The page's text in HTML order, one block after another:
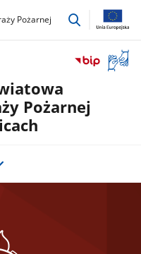
Pożarnej
przejdź
okno
Pożarnej